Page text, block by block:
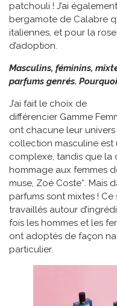
patchouli ! J’ai
bergamote de Calabre
italiennes, et pour la
d’adoption.
Masculins, féminins,
parfums genrés.
J’ai fait le choix de
différencier Gamme
ont chacune leur
collection masculine
complexe, tandis que la
hommage aux femmes
muse, Zoé Coste*. Mais
parfums sont mixtes !
travaillés autour
fois les hommes et les
ont adoptés de façon
particulier.